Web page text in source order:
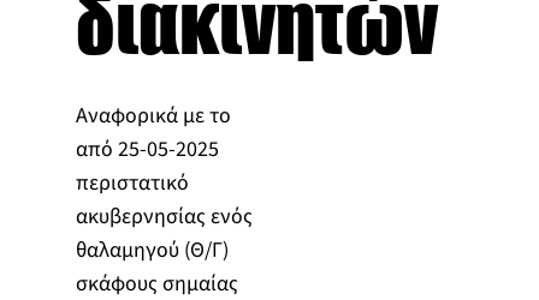
διακινητών
Αναφορικά με το
από 25-05-2025
περιστατικό
ακυβερνησίας ενός
θαλαμηγού (Θ/Γ)
σκάφους σημαίας